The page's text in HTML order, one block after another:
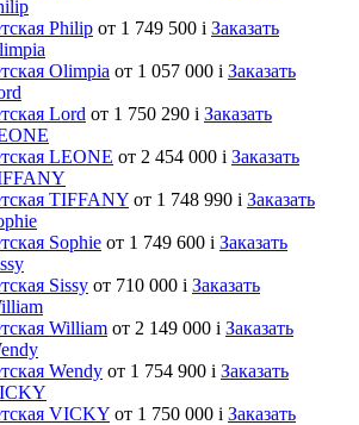
Philip от 1 749 500 i Заказать
Olimpia от 1 057 000 i Заказать
Lord от 1 750 290 i Заказать
LEONE от 2 454 000 i Заказать
TIFFANY от 1 748 990 i Заказать
Sophie от 1 749 600 i Заказать
Sissy от 710 000 i Заказать
William от 2 149 000 i Заказать
Wendy от 1 754 900 i Заказать
VICKY от 1 750 000 i Заказать